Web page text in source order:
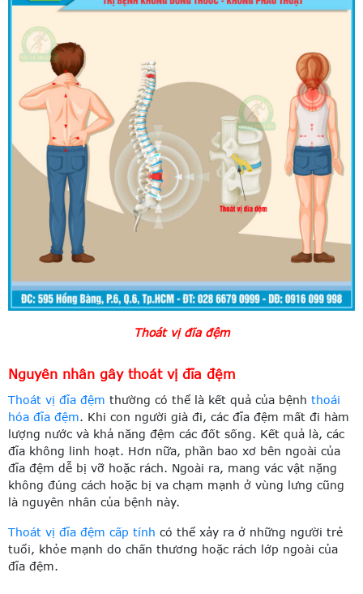
Thoát vị đĩa đệm
Nguyên nhân gây thoát vị đĩa đệm
Thoát vị đĩa đệm thường có thể là kết quả của bệnh thoái
hóa đĩa đệm. Khi con người già đi, các đĩa đệm mất đi hàm
lượng nước và khả năng đệm các đốt sống. Kết quả là, các
đĩa không linh hoạt. Hơn nữa, phần bao xơ bên ngoài của
đĩa đệm dễ bị vỡ hoặc rách. Ngoài ra, mang vác vật nặng
không đúng cách hoặc bị va chạm mạnh ở vùng lưng cũng
là nguyên nhân của bệnh này.
Thoát vị đĩa đệm cấp tính có thể xảy ra ở những người trẻ
tuổi, khỏe mạnh do chấn thương hoặc rách lớp ngoài của
đĩa đệm.